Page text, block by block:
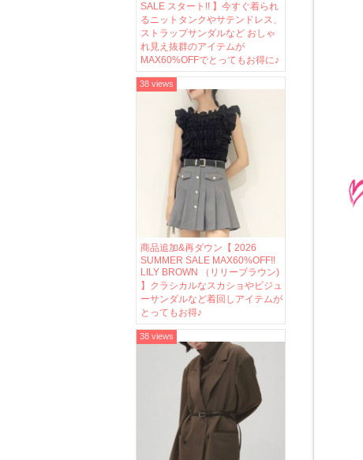
SALE スタート!! 】今すぐ着られ
るニットタンクやサテンドレス、
ストラップサンダルなど おしゃ
れ見え抜群のアイテムが
MAX60%OFFでとってもお得に♪
商品追加&再ダウン【 2026
SUMMER SALE MAX60%OFF!!
LILY BROWN （リリーブラウン)
】クラシカルなスカショやビジュ
ーサンダルなど着回しアイテムが
とってもお得♪
38 views
38 views